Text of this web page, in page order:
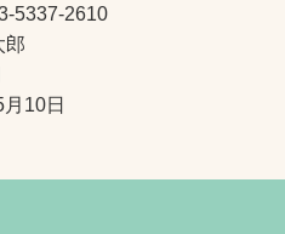
5337-2610
10日